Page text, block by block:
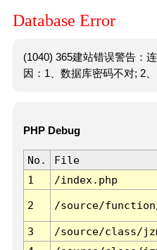
Database Error
(1040) 365建站错误警告：
因：1、数据库密码不对; 2、
PHP Debug
No. File
1
/index.php
2 /source/
3 /source/class/